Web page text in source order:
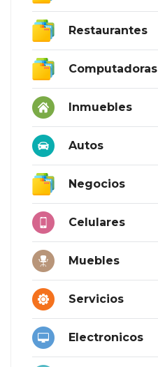
Restaurantes
Computadoras
Inmuebles
Autos
Negocios
Celulares
Muebles
Servicios
Electronicos